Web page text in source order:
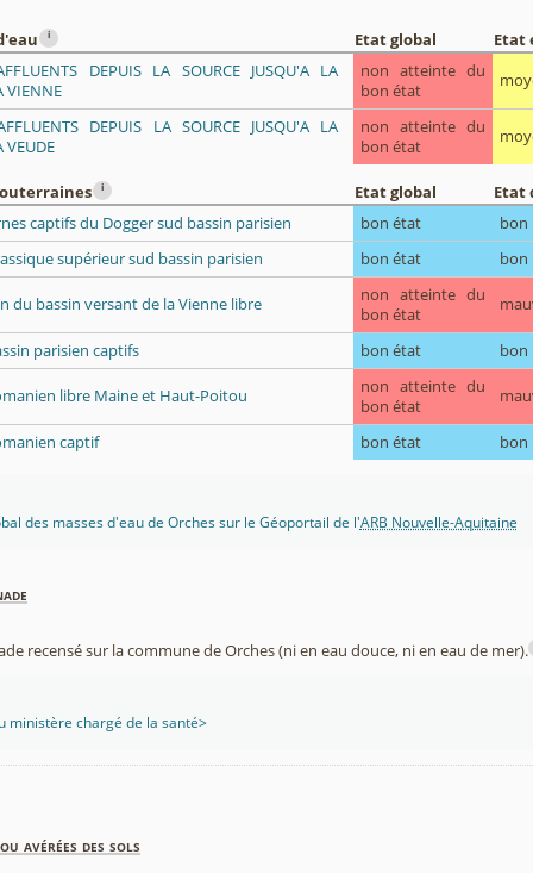
i Etat global
Etat
DEPUIS LA SOURCE JUSQU'A LA
VIENNE
non atteinte du
bon état
DEPUIS LA SOURCE JUSQU'A LA
VEUDE
non atteinte du
bon état
i Etat global
Etat
captifs du Dogger sud bassin parisien
bon état
bon
supérieur sud bassin parisien
bon état bon
du bassin versant de la Vienne libre
non atteinte du
bon état
parisien captifs bon état bon
libre Maine et Haut-Poitou
non atteinte du
bon état
captif bon état bon
des masses d'eau de Orches sur le Géoportail de l'ARB Nouvelle-Aquitaine
recensé sur la commune de Orches (ni en eau douce, ni en eau de mer).
ministère chargé de la santé>
avérées des sols